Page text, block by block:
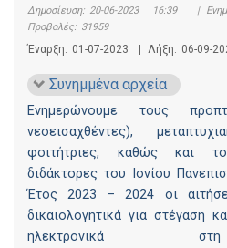
Δημοσίευση: 20-06-2023 16:39 |
Προβολές: 31959
Έναρξη: 01-07-2023 | Λήξη: 06-09-
Συνημμένα αρχεία
Ενημερώνουμε τους
νεοεισαχθέντες),
φοιτήτριες, καθώς και
διδάκτορες του Ιονίου
Έτος 2023 – 2024 οι
δικαιολογητικά για στέγαση
ηλεκτρονικά